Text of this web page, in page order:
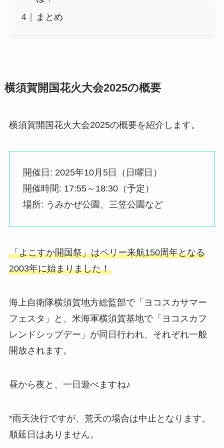
まとめ
横須賀開国花火大会2025の概要
横須賀開国花火大会2025の概要を紹介します。
開催日: 2025年10月5日（日曜日）
開催時間: 17:55～18:30（予定）
場所: うみかぜ公園、三笠公園など
「よこすか開国祭」はペリー来航150周年となる
2003年に始まりました！
海上自衛隊横須賀地方総監部で「ヨコスカサマー
フェスタ」と、米海軍横須賀基地で「ヨコスカフ
レンドシップデー」が同日行われ、それぞれ一般
開放されます。
昼から夜と、一日遊べますね♪
*雨天決行ですが、荒天の場合は中止となります。
順延日はありません。